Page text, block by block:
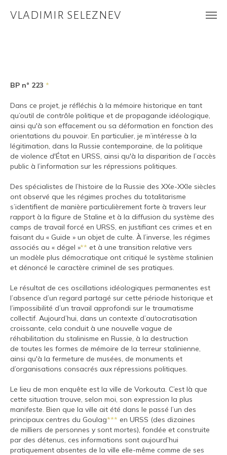
VLADIMIR SELEZNEV
BP n° 223 *
Dans ce projet, je réfléchis à la mémoire historique en tant
qu’outil de contrôle politique et de propagande idéologique,
ainsi qu'à son effacement ou sa déformation en fonction des
orientations du pouvoir. En particulier, je m’intéresse à la
légitimation, dans la Russie contemporaine, de la politique
de violence d'État en URSS, ainsi qu'à la disparition de l’accès
public à l’information sur les répressions politiques.
Des spécialistes de l’histoire de la Russie des XXe-XXIe siècles
ont observé que les régimes proches du totalitarisme
s’identifient de manière particulièrement forte à travers leur
rapport à la figure de Staline et à la diffusion du système des
camps de travail forcé en URSS, en justifiant ces crimes et en
faisant du « Guide » un objet de culte. À l’inverse, les régimes
associés au « dégel »** et à une transition relative vers
un modèle plus démocratique ont critiqué le système stalinien
et dénoncé le caractère criminel de ses pratiques.
Le résultat de ces oscillations idéologiques permanentes est
l’absence d’un regard partagé sur cette période historique et
l’impossibilité d’un travail approfondi sur le traumatisme
collectif. Aujourd’hui, dans un contexte d’autocratisation
croissante, cela conduit à une nouvelle vague de
réhabilitation du stalinisme en Russie, à la destruction
de toutes les formes de mémoire de la terreur stalinienne,
ainsi qu'à la fermeture de musées, de monuments et
d’organisations consacrés aux répressions politiques.
Le lieu de mon enquête est la ville de Vorkouta. C’est là que
cette situation trouve, selon moi, son expression la plus
manifeste. Bien que la ville ait été dans le passé l’un des
principaux centres du Goulag*** en URSS (des dizaines
de milliers de personnes y sont mortes), fondée et construite
par des détenus, ces informations sont aujourd’hui
pratiquement absentes de la ville elle-même comme de ses